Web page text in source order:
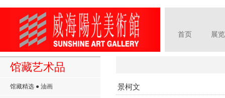
首页 展览
馆藏艺术品
馆藏精选 ● 油画 景柯文